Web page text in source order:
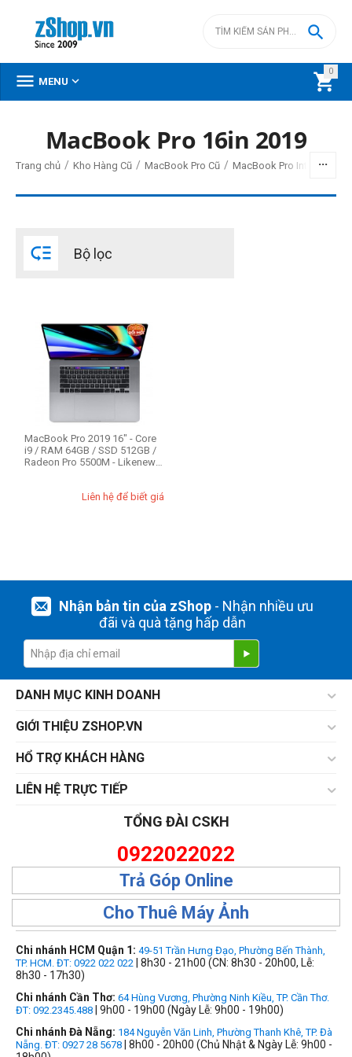
0


 MENU 
Intel Core i7
Intel Core i9
RAM Mac (1)
32GB
64GB
Ổ cứng SSD
MacBook Pro 16in 2019
Trang chủ / Kho Hàng Cũ / MacBook Pro Cũ / MacBook Pro Intel cũ
 Bộ lọc
MacBook Pro 2019 16" - Core
i9 / RAM 64GB / SSD 512GB /
Radeon Pro 5500M - Likenew
Liên hệ để biết giá
Nhận bản tin của zShop- Nhận nhiều ưu
đãi và quà tặng hấp dẫn
DANH MỤC KINH DOANH
GIỚI THIỆU ZSHOP.VN
HỔ TRỢ KHÁCH HÀNG
LIÊN HỆ TRỰC TIẾP
TỔNG ĐÀI CSKH
0922022022
Trả Góp Online
Cho Thuê Máy Ảnh
Chi nhánh HCM Quận 1: 49-51 Trần Hưng Đạo, Phường Bến Thành,
TP. HCM. ĐT: 0922 022 022 | 8h30 - 21h00 (CN: 8h30 - 20h00, Lễ:
8h30 - 17h30)
Chi nhánh Cần Thơ: 64 Hùng Vương, Phường Ninh Kiều, TP. Cần Thơ.
ĐT: 092.2345.488 | 9h00 - 19h00 (Ngày Lễ: 9h00 - 19h00)
Chi nhánh Đà Nẵng: 184 Nguyễn Văn Linh, Phường Thanh Khê, TP. Đà
Nẵng. ĐT: 0927 28 5678 | 8h00 - 20h00 (Chủ Nhật & Ngày Lễ: 9h00 -